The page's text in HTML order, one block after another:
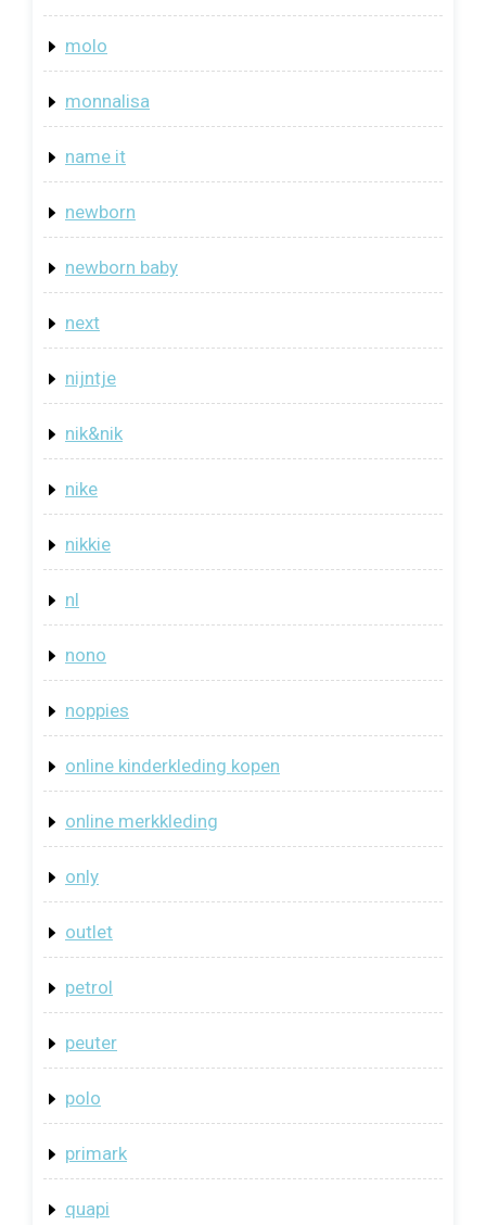
molo
monnalisa
name it
newborn
newborn baby
next
nijntje
nik&nik
nike
nikkie
nl
nono
noppies
online kinderkleding kopen
online merkkleding
only
outlet
petrol
peuter
polo
primark
quapi